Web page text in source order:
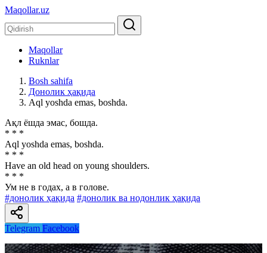
Maqollar.uz
Maqollar
Ruknlar
Bosh sahifa
Донолик ҳақида
Аql yoshda emas, boshda.
Ақл ёшда эмас, бошда.
* * *
Аql yoshda emas, boshda.
* * *
Have an old head on young shoulders.
* * *
Ум не в годах, а в голове.
#донолик ҳақида #донолик ва нодонлик ҳақида
Telegram Facebook